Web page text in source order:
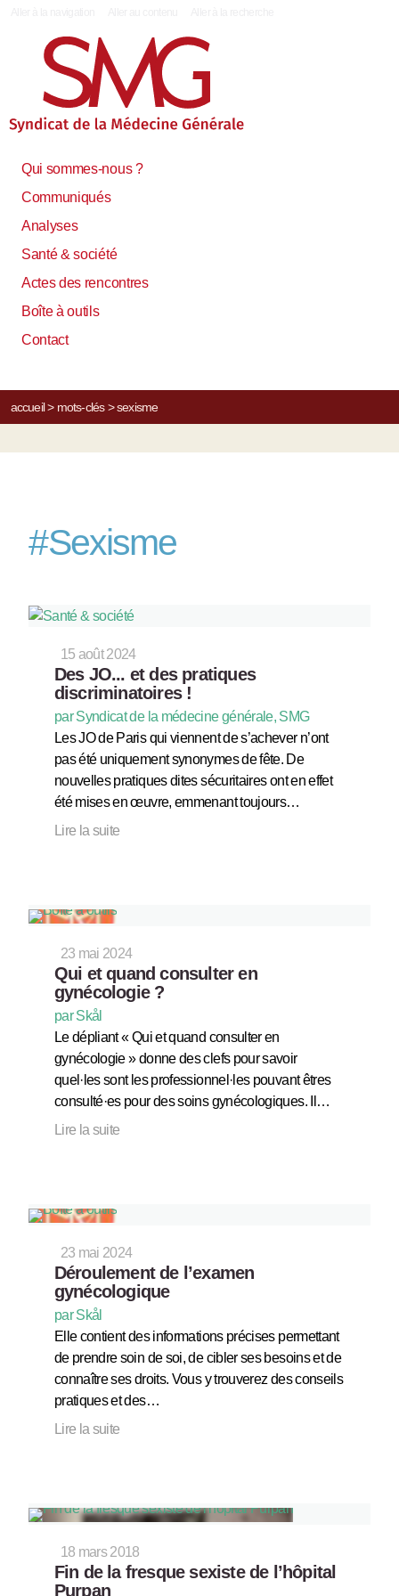
Qui sommes-nous ?
Communiqués
Analyses
Santé & société
Actes des rencontres
Boîte à outils
Contact
accueil> mots-clés> sexisme
#Sexisme
15 août 2024
Des JO... et des pratiques
discriminatoires !
par Syndicat de la médecine générale, SMG
Les JO de Paris qui viennent de s’achever n’ont
pas été uniquement synonymes de fête. De
nouvelles pratiques dites sécuritaires ont en effet
été mises en œuvre, emmenant toujours…
Lire la suite
23 mai 2024
Qui et quand consulter en
gynécologie ?
par Skål
Le dépliant « Qui et quand consulter en
gynécologie » donne des clefs pour savoir
quel·les sont les professionnel·les pouvant êtres
consulté·es pour des soins gynécologiques. Il…
Lire la suite
23 mai 2024
Déroulement de l’examen
gynécologique
par Skål
Elle contient des informations précises permettant
de prendre soin de soi, de cibler ses besoins et de
connaître ses droits. Vous y trouverez des conseils
pratiques et des…
Lire la suite
18 mars 2018
Fin de la fresque sexiste de l’hôpital
Purpan